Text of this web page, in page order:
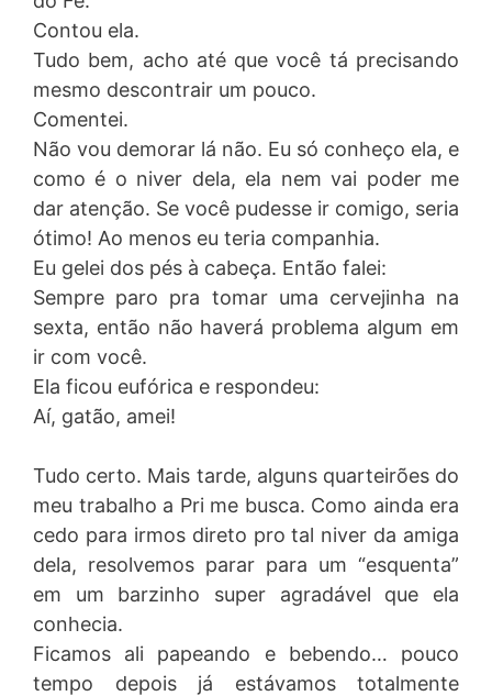
Contou ela.
Tudo bem, acho até que você tá precisando
mesmo descontrair um pouco.
Comentei.
Não vou demorar lá não. Eu só conheço ela, e
como é o niver dela, ela nem vai poder me
dar atenção. Se você pudesse ir comigo, seria
ótimo! Ao menos eu teria companhia.
Eu gelei dos pés à cabeça. Então falei:
Sempre paro pra tomar uma cervejinha na
sexta, então não haverá problema algum em
ir com você.
Ela ficou eufórica e respondeu:
Aí, gatão, amei!
Tudo certo. Mais tarde, alguns quarteirões do
meu trabalho a Pri me busca. Como ainda era
cedo para irmos direto pro tal niver da amiga
dela, resolvemos parar para um “esquenta”
em um barzinho super agradável que ela
conhecia.
Ficamos ali papeando e bebendo… pouco
tempo depois já estávamos totalmente